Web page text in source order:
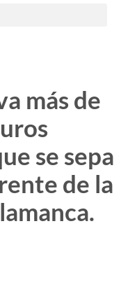
más de
se sepa
de la